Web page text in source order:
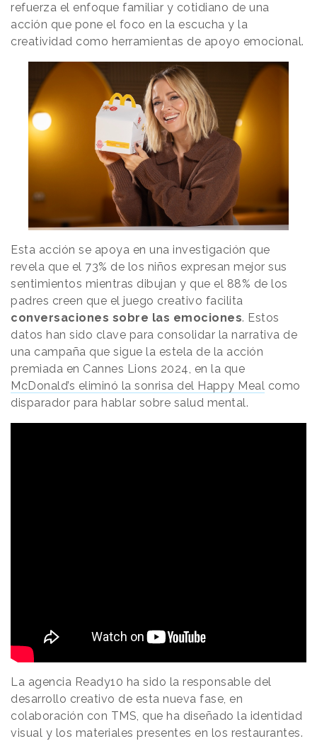
refuerza el enfoque familiar y cotidiano de una
acción que pone el foco en la escucha y la
creatividad como herramientas de apoyo emocional.
Esta acción se apoya en una investigación que
revela que el 73% de los niños expresan mejor sus
sentimientos mientras dibujan y que el 88% de los
padres creen que el juego creativo facilita
conversaciones sobre las emociones. Estos
datos han sido clave para consolidar la narrativa de
una campaña que sigue la estela de la acción
premiada en Cannes Lions 2024, en la que
McDonald’s eliminó la sonrisa del Happy Meal como
disparador para hablar sobre salud mental.
La agencia Ready10 ha sido la responsable del
desarrollo creativo de esta nueva fase, en
colaboración con TMS, que ha diseñado la identidad
visual y los materiales presentes en los restaurantes.